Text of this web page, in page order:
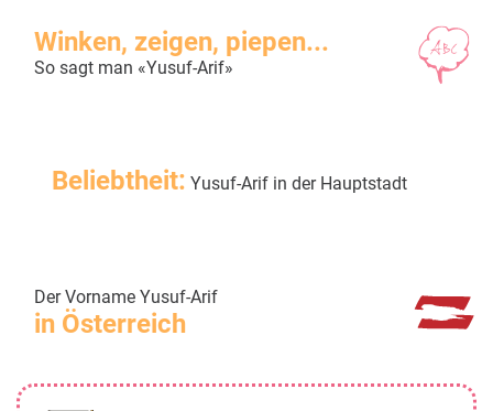
Winken, zeigen, piepen...
So sagt man «Yusuf-Arif»
Beliebtheit: Yusuf-Arif in der Hauptstadt
Der Vorname Yusuf-Arif
in Österreich